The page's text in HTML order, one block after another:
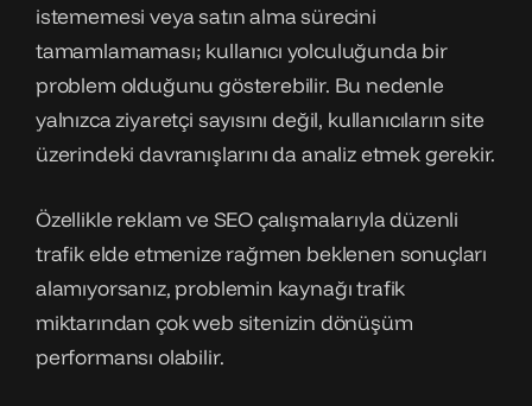
istememesi veya satın alma sürecini
tamamlamaması; kullanıcı yolculuğunda bir
problem olduğunu gösterebilir. Bu nedenle
yalnızca ziyaretçi sayısını değil, kullanıcıların site
üzerindeki davranışlarını da analiz etmek gerekir.
Özellikle reklam ve SEO çalışmalarıyla düzenli
trafik elde etmenize rağmen beklenen sonuçları
alamıyorsanız, problemin kaynağı trafik
miktarından çok web sitenizin dönüşüm
performansı olabilir.